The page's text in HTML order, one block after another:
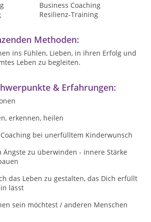
Business Coaching
Resilienz-Training
Methoden:
ins Fühlen, Lieben, in ihren Erfolg und
Leben zu begleiten.
& Erfahrungen:
erkennen, heilen
bei unerfülltem Kinderwunsch
zu überwinden - innere Stärke
das Leben zu gestalten, das Dich erfüllt
lässt
sein möchtest / anderen Menschen